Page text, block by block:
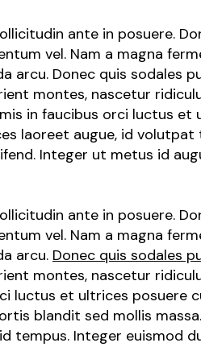
ante in posuere.
vel. Nam a magna
arcu. Donec quis sodales
montes, nascetur
in faucibus orci luctus et
laoreet augue, id volutpat
Integer ut metus id
ante in posuere.
vel. Nam a magna
arcu. Donec quis sodales
montes, nascetur
luctus et ultrices posuere
blandit sed mollis
tempus. Integer euismod